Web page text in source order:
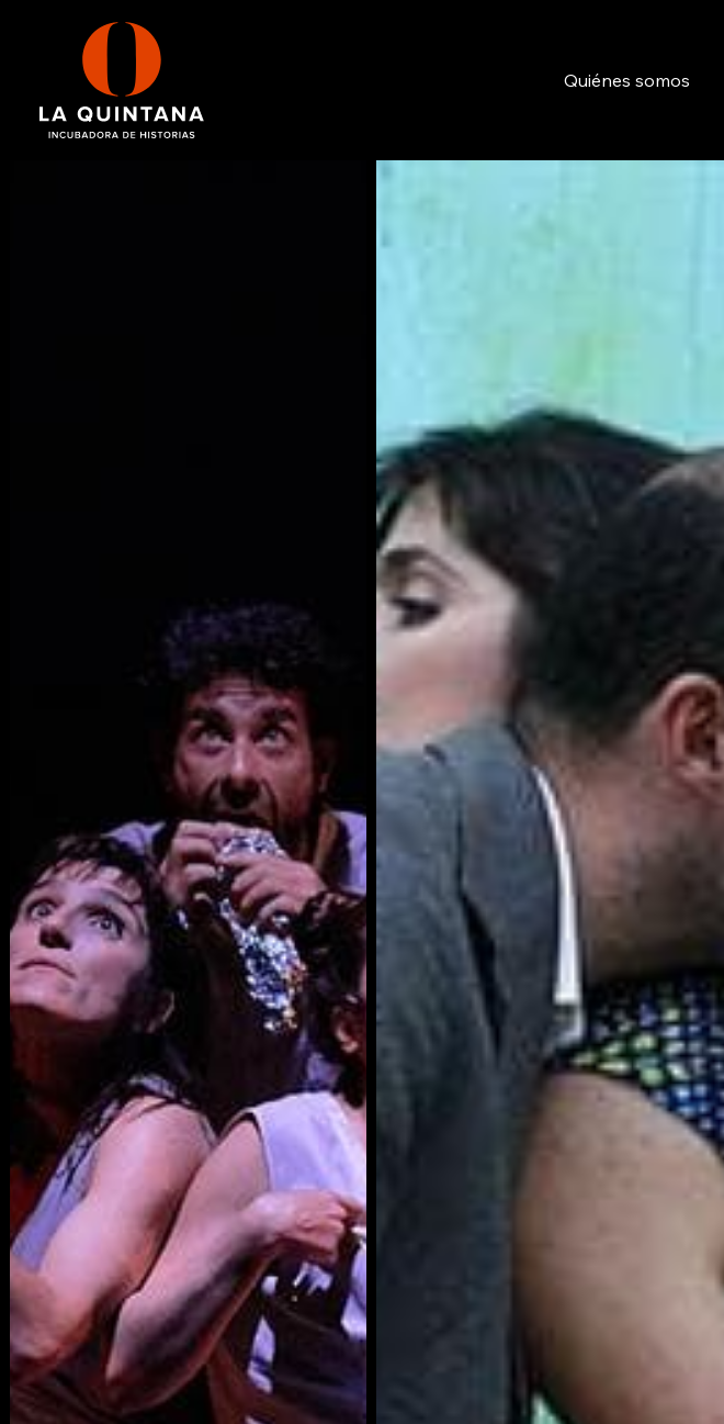
Quiénes somos